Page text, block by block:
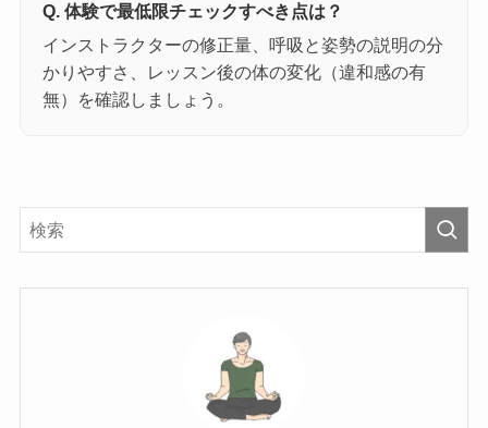
Q. 体験で最低限チェックすべき点は？
インストラクターの修正量、呼吸と姿勢の説明の分
かりやすさ、レッスン後の体の変化（違和感の有
無）を確認しましょう。